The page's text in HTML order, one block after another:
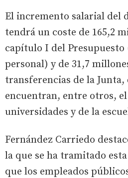
El incremento salarial del
tendrá un coste de 165,2
capítulo I del Presupuesto
personal) y de 31,7
transferencias de la Junta,
encuentran, entre otros,
universidades y de la
Fernández Carriedo
la que se ha tramitado
que los empleados